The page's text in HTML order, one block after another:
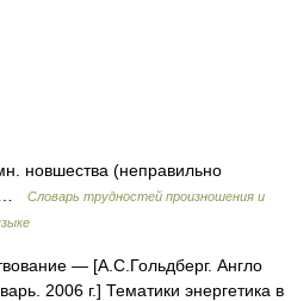
новшества (неправильно
…
Словарь трудностей произношения и
— [А.С.Гольдберг. Англо
2006 г.] Тематики энергетика в